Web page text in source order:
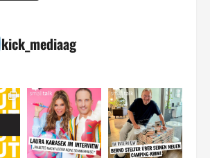
kick_mediaag